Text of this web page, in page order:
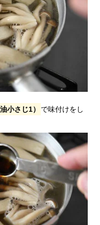
小さじ1）
で味付けをし